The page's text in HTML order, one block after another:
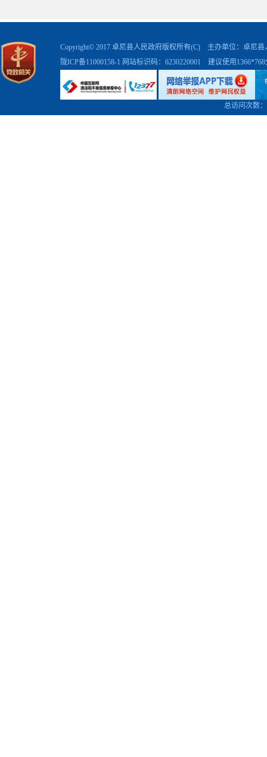
Copyright© 2017 卓尼县人民政府版权所有(C) 主办单位：卓尼
陇ICP备11000158-1 网站标识码：6230220001 建议使用
总访问次数：